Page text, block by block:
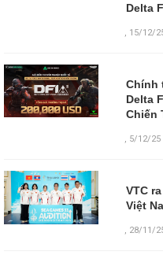
Delta
, 15/12/
Chính
Delta
Chiến
, 5/12/25
VTC
Việt
, 28/11/